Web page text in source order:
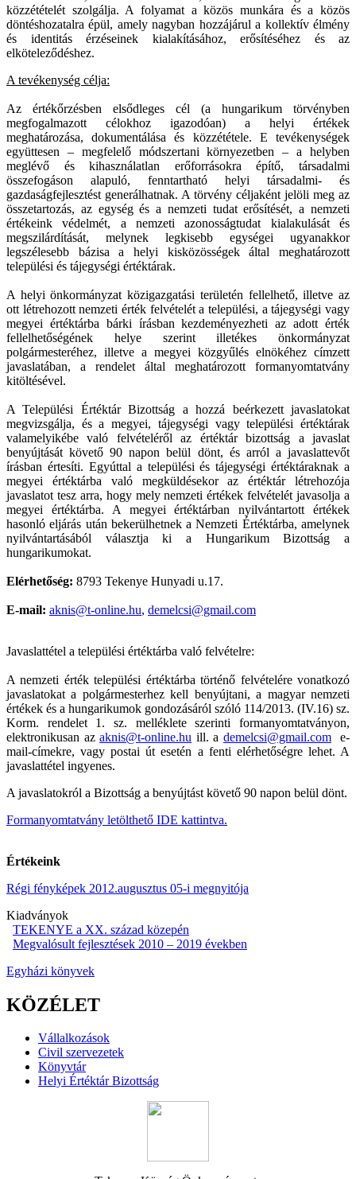
közzétételét szolgálja. A folyamat a közös munkára és a közös
döntéshozatalra épül, amely nagyban hozzájárul a kollektív élmény
és identitás érzéseinek kialakításához, erősítéséhez és az
elköteleződéshez.
A tevékenység célja:
Az értékőrzésben elsődleges cél (a hungarikum törvényben
megfogalmazott célokhoz igazodóan) a helyi értékek
meghatározása, dokumentálása és közzététele. E tevékenységek
együttesen – megfelelő módszertani környezetben – a helyben
meglévő és kihasználatlan erőforrásokra építő, társadalmi
összefogáson alapuló, fenntartható helyi társadalmi- és
gazdaságfejlesztést generálhatnak. A törvény céljaként jelöli meg az
összetartozás, az egység és a nemzeti tudat erősítését, a nemzeti
értékeink védelmét, a nemzeti azonosságtudat kialakulását és
megszilárdítását, melynek legkisebb egységei ugyanakkor
legszélesebb bázisa a helyi kisközösségek által meghatározott
települési és tájegységi értéktárak.
A helyi önkormányzat közigazgatási területén fellelhető, illetve az
ott létrehozott nemzeti érték felvételét a települési, a tájegységi vagy
megyei értéktárba bárki írásban kezdeményezheti az adott érték
fellelhetőségének helye szerint illetékes önkormányzat
polgármesteréhez, illetve a megyei közgyűlés elnökéhez címzett
javaslatában, a rendelet által meghatározott formanyomtatvány
kitöltésével.
A Települési Értéktár Bizottság a hozzá beérkezett javaslatokat
megvizsgálja, és a megyei, tájegységi vagy települési értéktárak
valamelyikébe való felvételéről az értéktár bizottság a javaslat
benyújtását követő 90 napon belül dönt, és arról a javaslattevőt
írásban értesíti. Egyúttal a települési és tájegységi értéktáraknak a
megyei értéktárba való megküldésekor az értéktár létrehozója
javaslatot tesz arra, hogy mely nemzeti értékek felvételét javasolja a
megyei értéktárba. A megyei értéktárban nyilvántartott értékek
hasonló eljárás után bekerülhetnek a Nemzeti Értéktárba, amelynek
nyilvántartásából választja ki a Hungarikum Bizottság a
hungarikumokat.
Elérhetőség: 8793 Tekenye Hunyadi u.17.
E-mail: aknis@t-online.hu, demelcsi@gmail.com
Javaslattétel a települési értéktárba való felvételre:
A nemzeti érték települési értéktárba történő felvételére vonatkozó
javaslatokat a polgármesterhez kell benyújtani, a magyar nemzeti
értékek és a hungarikumok gondozásáról szóló 114/2013. (IV.16) sz.
Korm. rendelet 1. sz. melléklete szerinti formanyomtatványon,
elektronikusan azaknis@t-online.hu ill. a demelcsi@gmail.come-
mail-címekre, vagy postai út esetén a fenti elérhetőségre lehet. A
javaslattétel ingyenes.
A javaslatokról a Bizottság a benyújtást követő 90 napon belül dönt.
Formanyomtatvány letölthető IDE kattintva.
Értékeink
Régi fényképek 2012.augusztus 05-i megnyitója
Kiadványok
TEKENYE a XX. század közepén
Megvalósult fejlesztések 2010 – 2019 években
Egyházi könyvek
KÖZÉLET
Vállalkozások
Civil szervezetek
Könyvtár
Helyi Értéktár Bizottság